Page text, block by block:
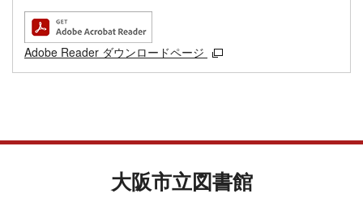
Adobe Reader ダウンロードページ
大阪市立図書館